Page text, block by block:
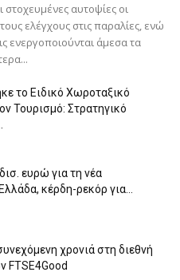
αυτοψίες οι
ελέγχους στις παραλίες, ενώ
ενεργοποιούνται άμεσα τα
το Ειδικό Χωροταξικό
Τουρισμό: Στρατηγικό
ευρώ για τη νέα
κέρδη-ρεκόρ για...
χρονιά στη διεθνή
FTSE4Good